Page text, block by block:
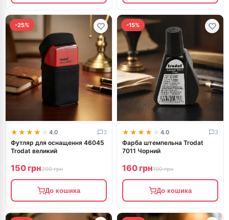
-25%
★★★★★
★★★★★ 4.0 3
Футляр для оснащення 46045
Trodat великий
150 грн200 грн
До кошика
-15%
★★★★★
★★★★★ 4.0 3
Фарба штемпельна Trodat
7011 Чорний
160 грн190 грн
До кошика